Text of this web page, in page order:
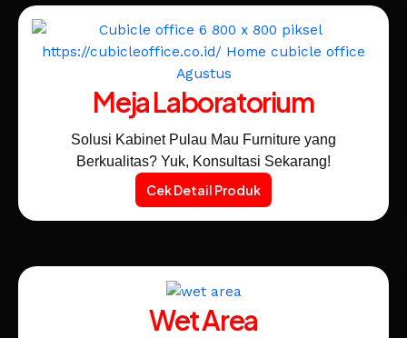
Meja Laboratorium
Solusi Kabinet Pulau Mau Furniture yang
Berkualitas? Yuk, Konsultasi Sekarang!
Cek Detail Produk
Wet Area